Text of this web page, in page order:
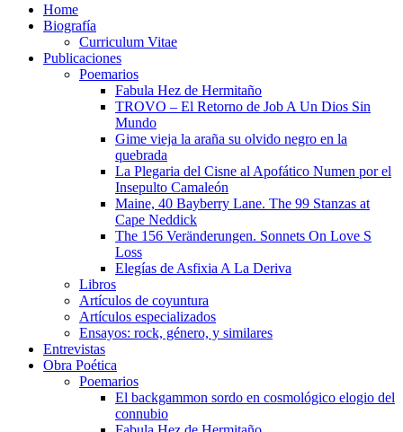
Home
Biografía
Curriculum Vitae​
Publicaciones
Poemarios
Fabula Hez de Hermitaño
TROVO – El Retorno de Job A Un Dios Sin
Mundo
Gime vieja la araña su olvido negro en la
quebrada
La Plegaria del Cisne al Apofático Numen por el
Insepulto Camaleón
Maine, 40 Bayberry Lane. The 99 Stanzas at
Cape Neddick
The 156 Veränderungen. Sonnets On Love S
Loss
Elegías de Asfixia A La Deriva
Libros
Artículos de coyuntura
Artículos especializados
Ensayos: rock, género, y similares
Entrevistas
Obra Poética
Poemarios
El backgammon sordo en cosmológico elogio del
connubio